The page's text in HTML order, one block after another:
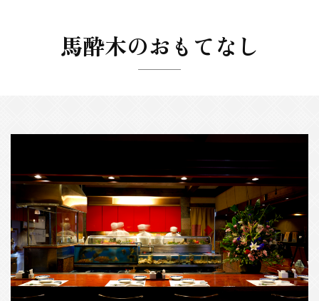
馬酔木のおもてなし